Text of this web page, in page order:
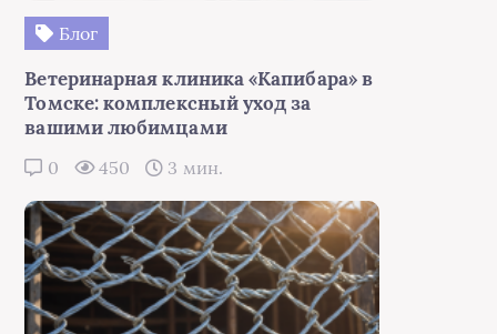
Блог
Ветеринарная клиника «Капибара» в
Томске: комплексный уход за
вашими любимцами
0 450 3 мин.